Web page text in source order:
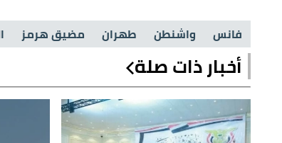
فانس واشنطن طهران مضيق هرمز
أخبار ذات صلة